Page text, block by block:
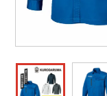
安全保護具
コンプレッション
作業用ポロシャツ
GUSH FORCE
運送・倉庫作業服